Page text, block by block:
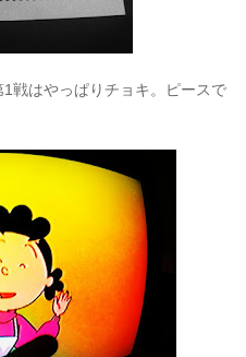
戦はやっぱりチョキ。ピースで